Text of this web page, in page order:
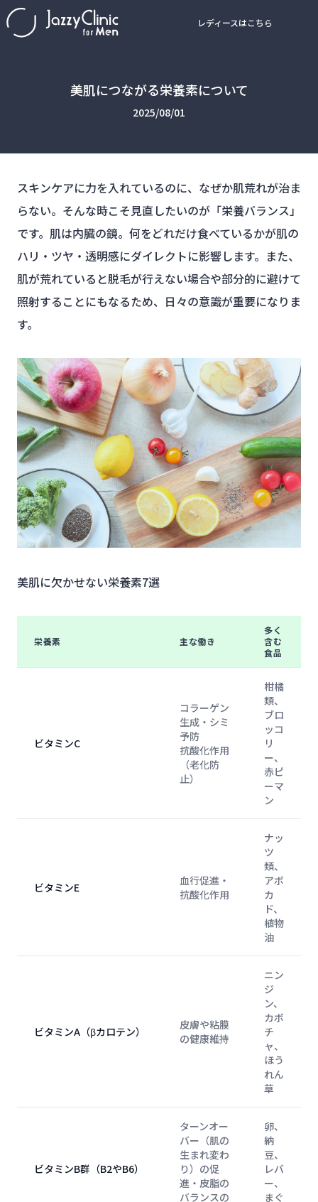
レディースはこちら
美肌につながる栄養素について
2025/08/01
スキンケアに力を入れているのに、なぜか肌荒れが治ま
らない。そんな時こそ見直したいのが「栄養バランス」
です。肌は内臓の鏡。何をどれだけ食べているかが肌の
ハリ・ツヤ・透明感にダイレクトに影響します。また、
肌が荒れていると脱毛が行えない場合や部分的に避けて
照射することにもなるため、日々の意識が重要になりま
す。
美肌に欠かせない栄養素7選
栄養素 主な働き
多く
含む
食品
ビタミンC
コラーゲン
生成・シミ
予防
抗酸化作用
（老化防
止）
柑橘
類、
ブロ
ッコ
リ
ー、
赤ピ
ーマ
ン
ビタミンE
血行促進・
抗酸化作用
ナッ
ツ
類、
アボ
カ
ド、
植物
油
ビタミンA（βカロテン）
皮膚や粘膜
の健康維持
ニン
ジ
ン、
カボ
チ
ャ、
ほう
れん
草
ビタミンB群（B2やB6）
ターンオー
バー（肌の
生まれ変わ
り）の促
進・皮脂の
バランスの
卵、
納
豆、
レバ
ー、
まぐ